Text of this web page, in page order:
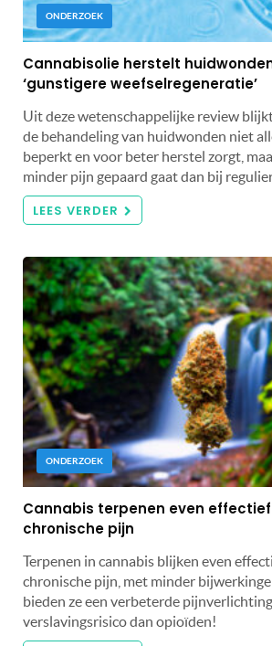
ONDERZOEK
Cannabisolie herstelt
‘gunstigere weefselregeneratie’
Uit deze wetenschappelijke review
de behandeling van huidwonden niet
beperkt en voor beter herstel zorgt,
minder pijn gepaard gaat dan bij
LEES VERDER
ONDERZOEK
Cannabis terpenen even
chronische pijn
Terpenen in cannabis blijken even
chronische pijn, met minder
bieden ze een verbeterde
verslavingsrisico dan opioïden!